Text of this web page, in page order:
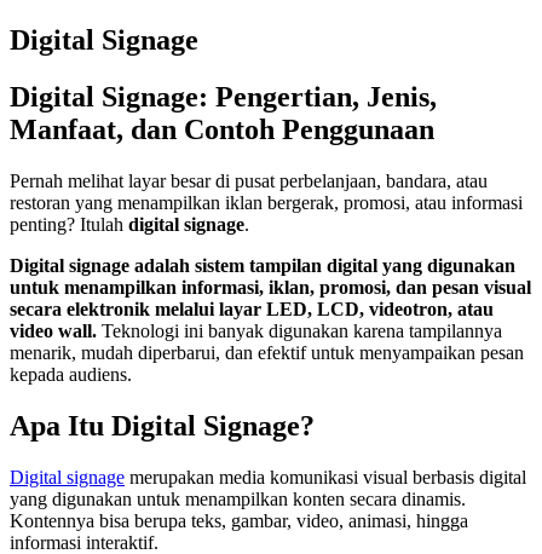
Digital Signage
Digital Signage: Pengertian, Jenis,
Manfaat, dan Contoh Penggunaan
Pernah melihat layar besar di pusat perbelanjaan, bandara, atau
restoran yang menampilkan iklan bergerak, promosi, atau informasi
penting? Itulah digital signage.
Digital signage adalah sistem tampilan digital yang digunakan
untuk menampilkan informasi, iklan, promosi, dan pesan visual
secara elektronik melalui layar LED, LCD, videotron, atau
video wall. Teknologi ini banyak digunakan karena tampilannya
menarik, mudah diperbarui, dan efektif untuk menyampaikan pesan
kepada audiens.
Apa Itu Digital Signage?
Digital signage merupakan media komunikasi visual berbasis digital
yang digunakan untuk menampilkan konten secara dinamis.
Kontennya bisa berupa teks, gambar, video, animasi, hingga
informasi interaktif.